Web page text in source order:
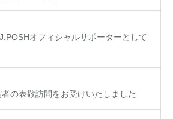
オフィシャルサポーターとして
の表敬訪問をお受けいたしました